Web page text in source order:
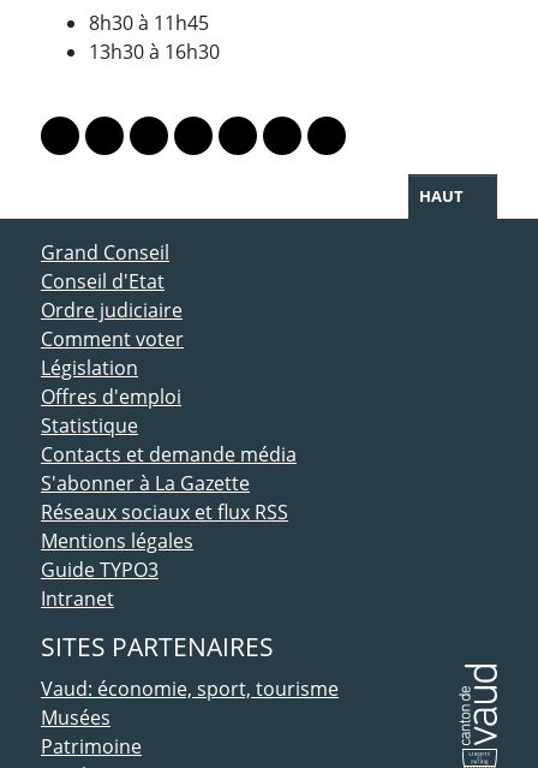
8h30 à 11h45
13h30 à 16h30
Lien vers le profil Mastodon
Lien vers le profil Bluesky
Lien vers le profil Instagram
Lien vers le profil Linkedin
Lien vers le profil Facebook
Lien vers le profil Twitter
Partager par WhatsApp
HAUT
ACCÈS DIRECT
Grand Conseil
Conseil d'Etat
Ordre judiciaire
Comment voter
Législation
Offres d'emploi
Statistique
Contacts et demande média
S'abonner à La Gazette
Réseaux sociaux et flux RSS
Mentions légales
Guide TYPO3
Intranet
SITES PARTENAIRES
Vaud: économie, sport, tourisme
Musées
Patrimoine